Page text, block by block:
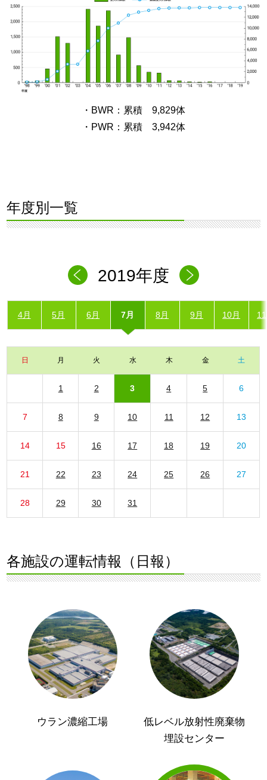
・BWR：累積 9,829体
・PWR：累積 3,942体
年度別一覧
2019年度
4月 5月 6月 7月 8月 9月 10月
日 月 火 水 木 金 土
1 2 3 4 5 6
7 8 9 10 11 12 13
14 15 16 17 18 19 20
21 22 23 24 25 26 27
28 29 30 31
各施設の運転情報（日報）
ウラン濃縮工場
低レベル放射性廃棄物
埋設センター